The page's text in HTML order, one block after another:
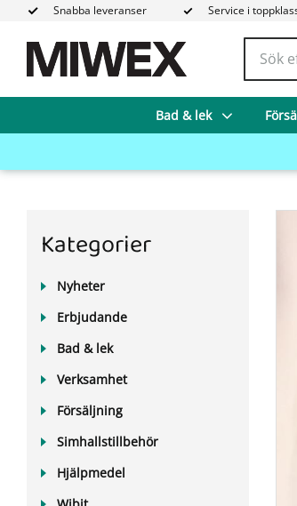
Snabba leveranser Service i
Bad & lek
Kategorier
Nyheter
Erbjudande
Bad & lek
Verksamhet
Försäljning
Simhallstillbehör
Hjälpmedel